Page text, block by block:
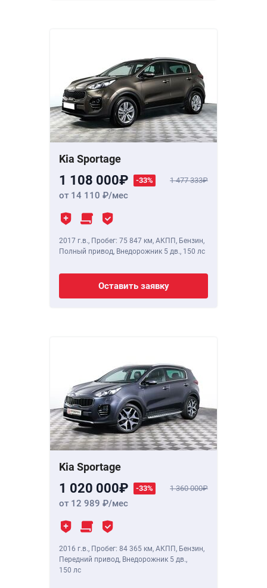
Kia Sportage
1 108 000 -33% 1 477 333
от 14 110 /мес
2017 г.в., Пробег: 75 847 км, АКПП, Бензин,
Полный привод, Внедорожник 5 дв., 150 лс
Оставить заявку
Kia Sportage
1 020 000 -33% 1 360 000
от 12 989 /мес
2016 г.в., Пробег: 84 365 км, АКПП, Бензин,
Передний привод, Внедорожник 5 дв.,
150 лс